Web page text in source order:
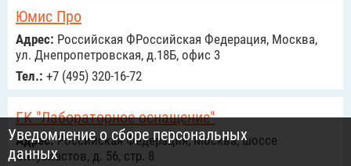
Юмис Про
Адрес: Российcкая ФРоссийcкая Федерация, Москва,
ул. Днепропетровская, д.18Б, офис 3
Тел.: +7 (495) 320-16-72
ГК "Лабораторное оснащение"
Адрес:Российcкая Федерация, Москва, шоссе
Энтузиастов, д. 56, стр. 8
Уведомление о сборе персональных
данных